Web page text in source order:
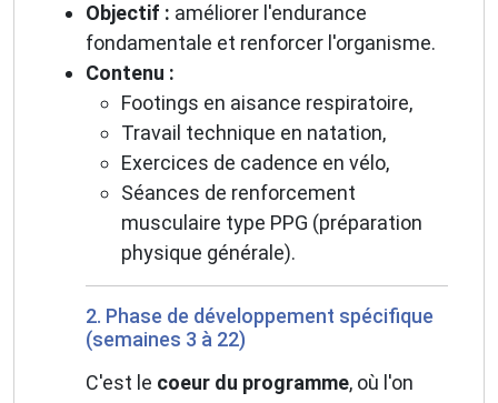
Objectif : améliorer l'endurance
fondamentale et renforcer l'organisme.
Contenu :
Footings en aisance respiratoire,
Travail technique en natation,
Exercices de cadence en vélo,
Séances de renforcement
musculaire type PPG (préparation
physique générale).
2. Phase de développement spécifique
(semaines 3 à 22)
C'est le coeur du programme, où l'on